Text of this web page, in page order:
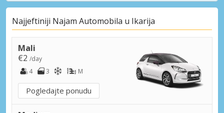
Najjeftiniji Najam Automobila u Ikarija
Mali
€2 /day
4
3 M
Pogledajte ponudu